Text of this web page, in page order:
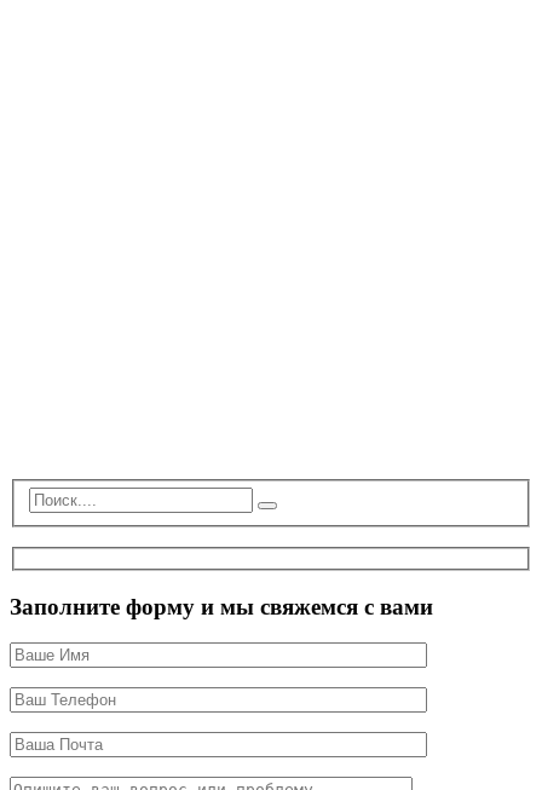
Заполните форму и мы свяжемся с вами